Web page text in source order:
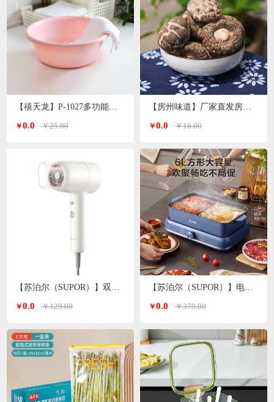
￥0.0 ￥25.00
【苏泊尔（SUPOR）】双温双档电吹风白色 HDL-F3
￥0.0 ￥129.00
￥0.0 ￥18.00
【苏泊尔（SUPOR）】电火锅6L H3724FKX71Y
￥0.0 ￥379.00